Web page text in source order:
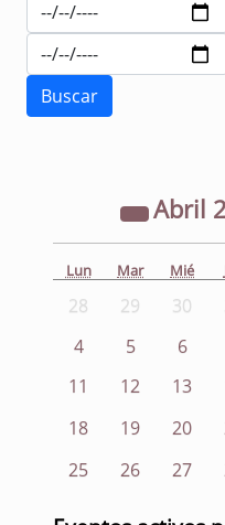
Abril
Lun Mar Mié
28 29 30
4
5 6
11
12 13
18
19 20
25
26 27